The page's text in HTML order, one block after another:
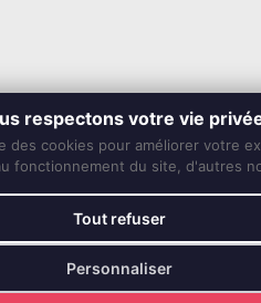
respectons votre vie
des cookies pour améliorer votre
fonctionnement du site, d'autres
Tout refuser
Personnaliser